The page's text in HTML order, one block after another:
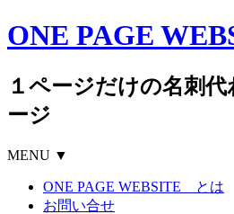
ONE PAGE
１ページだけの名刺
ージ
MENU ▼
ONE PAGE WEBSITE とは
お問い合せ